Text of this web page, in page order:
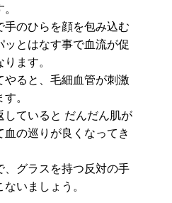
手のひらを顔を包み込む
ッとはなす事で血流が促
ます。
やると、毛細血管が刺激
。
していると だんだん肌が
血の巡りが良くなってき
、グラスを持つ反対の手
いましょう。